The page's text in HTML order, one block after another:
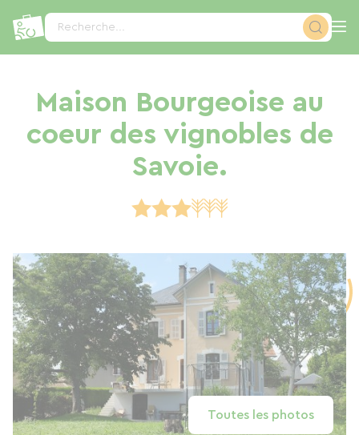
Recherche...
Maison Bourgeoise au
coeur des vignobles de
Savoie.
Toutes les photos
Panneau de gestion des cookies